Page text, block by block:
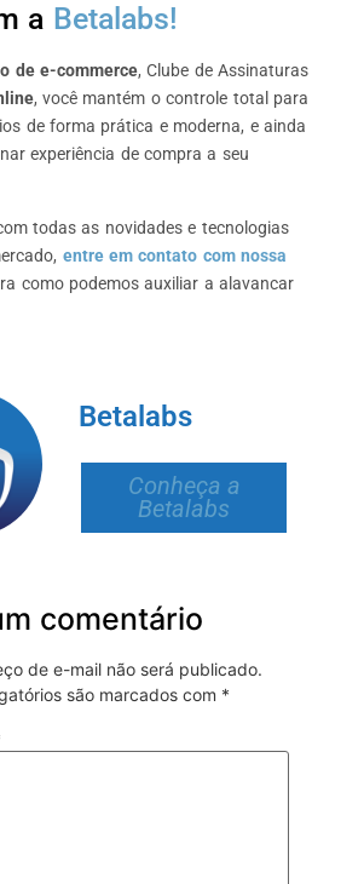
a Betalabs!
de e-commerce, Clube de Assinaturas
, você mantém o controle total para
de forma prática e moderna, e ainda
experiência de compra a seu
todas as novidades e tecnologias
entre em contato com nossa
como podemos auxiliar a alavancar
Betalabs
Conheça a
Betalabs
comentário
de e-mail não será publicado.
são marcados com *